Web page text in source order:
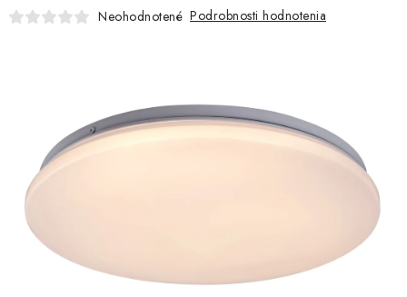
PRACOVNÉ SVIETIDLÁ
SAMSUNG SVIETIDLÁ
SOLÁRNE SYSTÉMY
SEZÓNNE VÝPREDAJE POĽNOPOTREBY
Neohodnotené Podrobnosti hodnotenia